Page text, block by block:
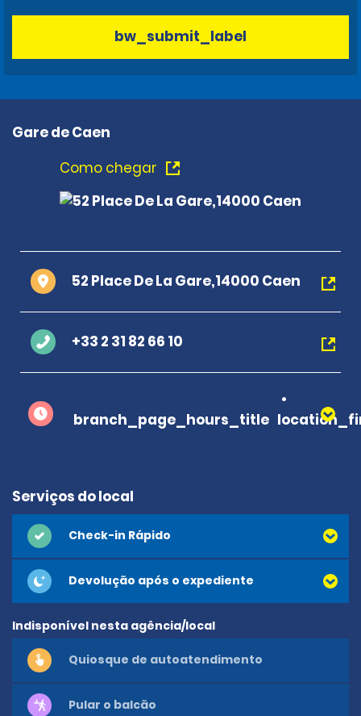
bw_submit_label
Gare de Caen
Como chegar
52 Place De La Gare,14000 Caen
+33 2 31 82 66 10
branch_page_hours_title
Serviços do local
Check-in Rápido
Devolução após o expediente
Indisponível nesta agência/local
Quiosque de autoatendimento
Pular o balcão